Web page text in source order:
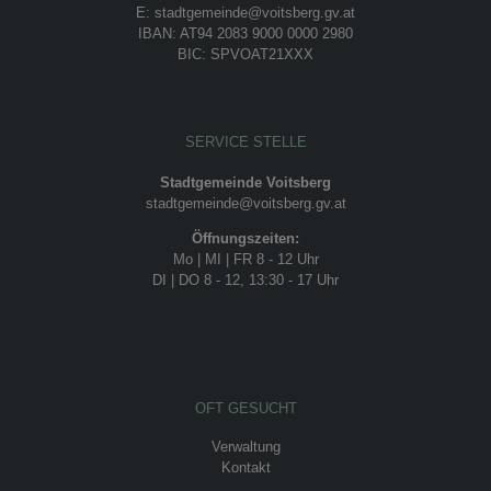
E: stadtgemeinde@voitsberg.gv.at
IBAN: AT94 2083 9000 0000 2980
BIC: SPVOAT21XXX
SERVICE STELLE
Stadtgemeinde Voitsberg
stadtgemeinde@voitsberg.gv.at
Öffnungszeiten:
Mo | MI | FR 8 - 12 Uhr
DI | DO 8 - 12, 13:30 - 17 Uhr
OFT GESUCHT
Verwaltung
Kontakt